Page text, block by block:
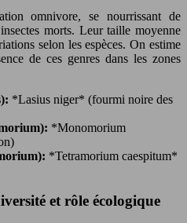
omnivore, se nourrissant de
morts. Leur taille moyenne
selon les espèces. On estime
de ces genres dans les zones
*Lasius niger* (fourmi noire des
*Monomorium
*Tetramorium caespitum*
et rôle écologique